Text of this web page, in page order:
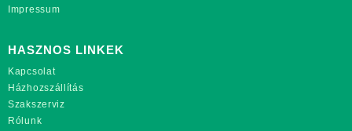
Impressum
HASZNOS LINKEK
Kapcsolat
Házhozszállítás
Szakszerviz
Rólunk